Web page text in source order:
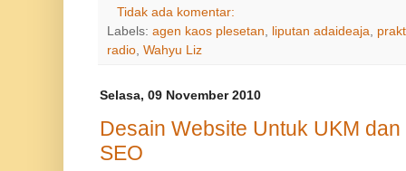
Tidak ada komentar:
Labels: agen kaos plesetan liputan adaideaja
radio Wahyu Liz
Selasa, 09 November 2010
Desain Website Untuk UKM
SEO